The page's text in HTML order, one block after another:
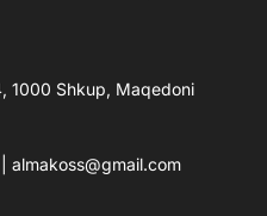
1000 Shkup, Maqedoni
almakoss@gmail.com